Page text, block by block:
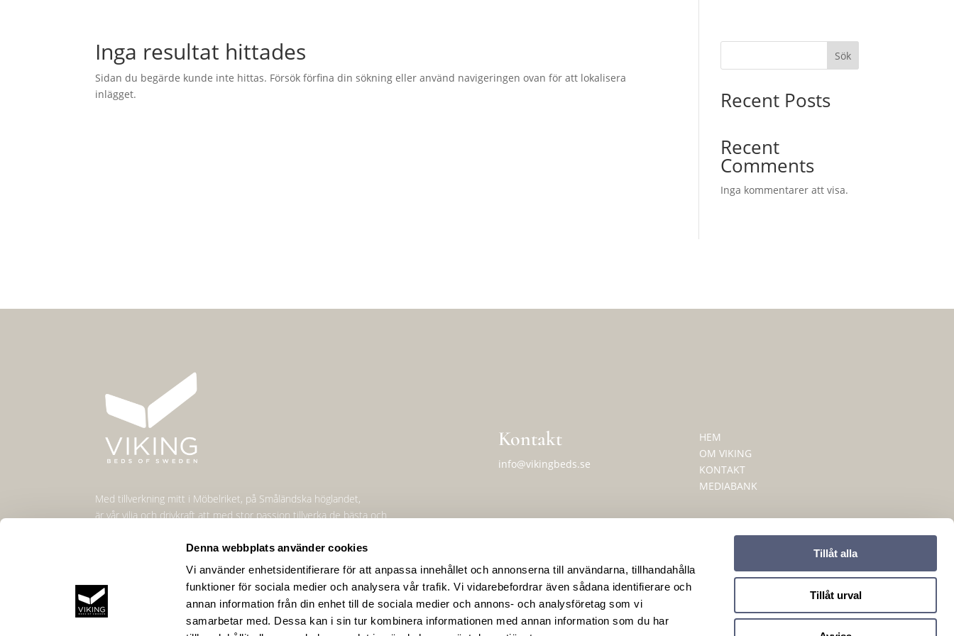
Denna webbplats använder cookies
Vi använder enhetsidentifierare för att anpassa innehållet och annonserna till användarna, tillhandahålla
funktioner för sociala medier och analysera vår trafik. Vi vidarebefordrar även sådana identifierare och
annan information från din enhet till de sociala medier och annons- och analysföretag som vi
samarbetar med. Dessa kan i sin tur kombinera informationen med annan information som du har
Tillåt alla
Tillåt urval
Inga resultat hittades
Sidan du begärde kunde inte hittas. Försök förfina din sökning eller använd navigeringen ovan för att lokalisera
inlägget.
Sök
Recent Posts
Recent
Comments
Inga kommentarer att visa.
Med tillverkning mitt i Möbelriket, på Småländska höglandet,
är vår vilja och drivkraft att med stor passion tillverka de bästa och
Kontakt
info@vikingbeds.se
Adress
Forngatan 16A
574 50 Ekenässjön, Sweden
HEM
OM VIKING
KONTAKT
MEDIABANK